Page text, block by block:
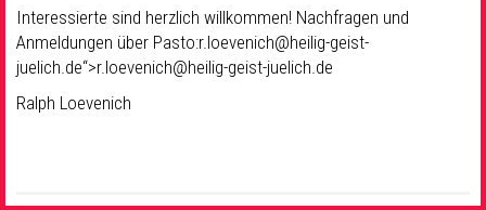
Interessierte sind herzlich willkommen! Nachfragen und
Anmeldungen über Pasto:r.loevenich@heilig-geist-
juelich.de“>r.loevenich@heilig-geist-juelich.de
Ralph Loevenich